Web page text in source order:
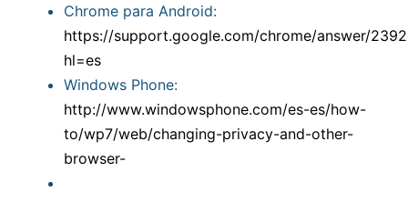
Chrome para Android:
https://support.google.com/chrome/answer/
hl=es
Windows Phone:
http://www.windowsphone.com/es-es/how-
to/wp7/web/changing-privacy-and-other-
browser-